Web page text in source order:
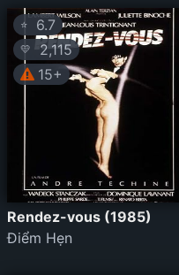
⭐ 6.7
💛 2,115
15+
Rendez-vous (1985)
Điểm Hẹn